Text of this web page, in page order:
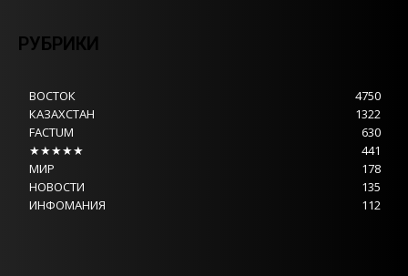
РУБРИКИ
ВОСТОК
4750
КАЗАХСТАН
1322
FACTUM
630
★★★★★
441
МИР
178
НОВОСТИ
135
ИНФОМАНИЯ
112